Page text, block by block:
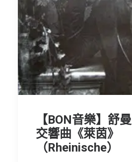
【BON音樂】舒
交響曲《萊茵》
（Rheinische）